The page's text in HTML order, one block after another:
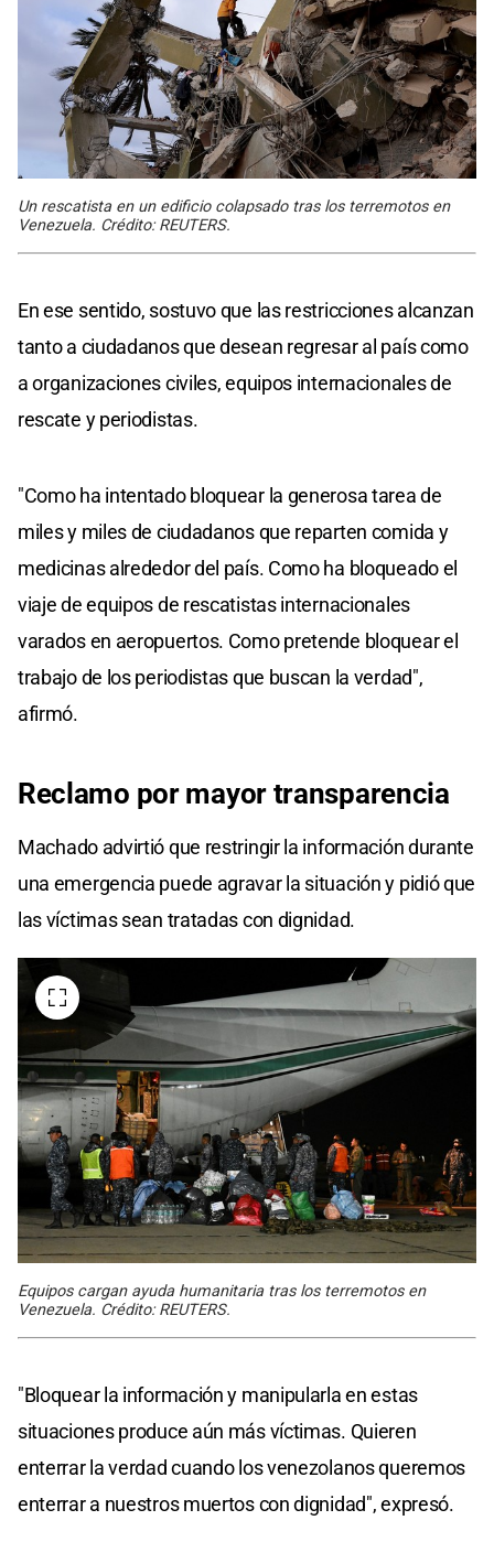
Un rescatista en un edificio colapsado tras los terremotos en
Venezuela. Crédito: REUTERS.
En ese sentido, sostuvo que las restricciones alcanzan
tanto a ciudadanos que desean regresar al país como
a organizaciones civiles, equipos internacionales de
rescate y periodistas.
"Como ha intentado bloquear la generosa tarea de
miles y miles de ciudadanos que reparten comida y
medicinas alrededor del país. Como ha bloqueado el
viaje de equipos de rescatistas internacionales
varados en aeropuertos. Como pretende bloquear el
trabajo de los periodistas que buscan la verdad",
afirmó.
Reclamo por mayor transparencia
Machado advirtió que restringir la información durante
una emergencia puede agravar la situación y pidió que
las víctimas sean tratadas con dignidad.
Equipos cargan ayuda humanitaria tras los terremotos en
Venezuela. Crédito: REUTERS.
"Bloquear la información y manipularla en estas
situaciones produce aún más víctimas. Quieren
enterrar la verdad cuando los venezolanos queremos
enterrar a nuestros muertos con dignidad", expresó.